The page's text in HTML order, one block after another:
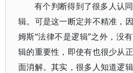
有个判断得到了很多人认
辑。可是这一断定并不精准，
姆斯“法律不是逻辑”之外，没
辑的重要性，即使有也很少从
面消解。其实，很多人知道逻